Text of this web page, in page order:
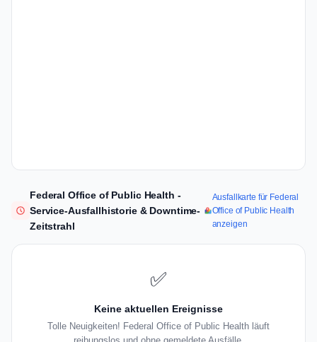
Federal Office of Public Health -
Service-Ausfallhistorie & Downtime-
Zeitstrahl
Ausfallkarte für Federal
Office of Public Health
anzeigen
✅
Keine aktuellen Ereignisse
Tolle Neuigkeiten! Federal Office of Public Health läuft